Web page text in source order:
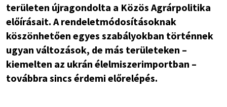
területen újragondolta a Közös Agrárpolitika
előírásait. A rendeletmódosításoknak
köszönhetően egyes szabályokban történnek
ugyan változások, de más területeken –
kiemelten az ukrán élelmiszerimportban –
továbbra sincs érdemi előrelépés.